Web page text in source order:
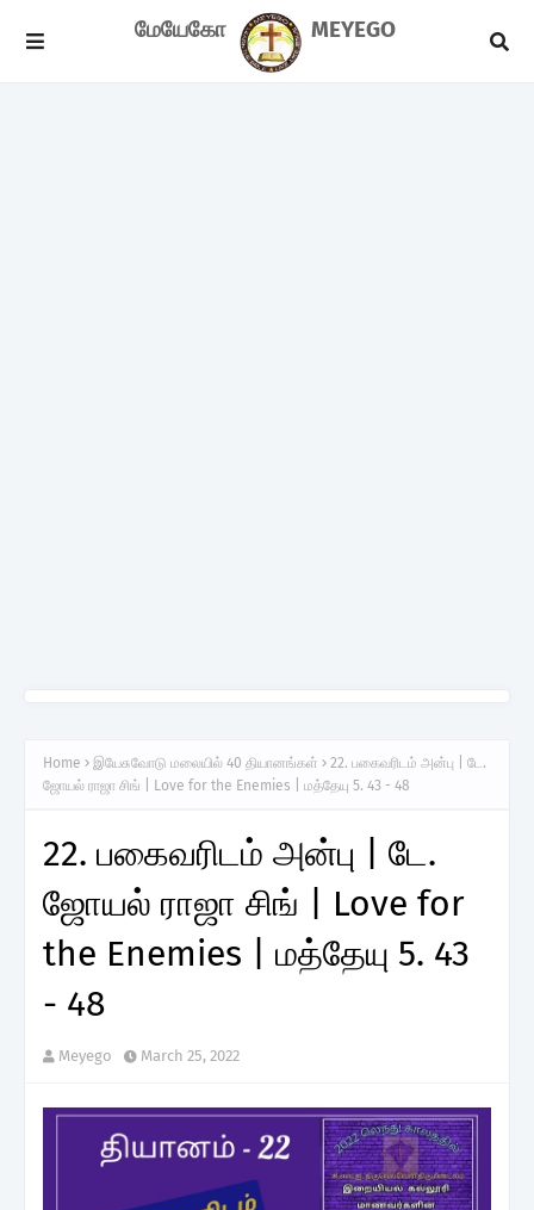
மேயேகோ MEYEGO
Home இயேசுவோடு மலையில் 40 தியானங்கள்
22. பகைவரிடம் அன்பு | டே.
ஜோயல் ராஜா சிங் | Love for the Enemies | மத்தேயு 5. 43 - 48
22. பகைவரிடம் அன்பு | டே.
ஜோயல் ராஜா சிங் | Love for
the Enemies | மத்தேயு 5. 43
- 48
Meyego March 25, 2022